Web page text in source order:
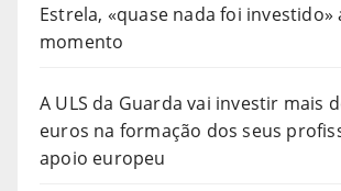
Estrela, «quase nada foi investido»
momento
A ULS da Guarda vai investir mais
euros na formação dos seus
apoio europeu